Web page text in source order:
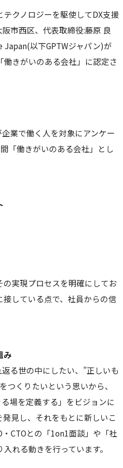
クノロジーを駆使してDX支援
市⻄区、代表取締役:藤原 良
以下GPTWジャパン)が
きがいのある会社」に認定さ
業で働く人を対象にアンケー
「働きがいのある会社」とし
実現プロセスを明確にしてお
している点で、社員からの信
み
る世の中にしたい、”正しいも
つくりたいという思いから、
場を定義する」をビジョンに
見し、それをもとに新しいこ
CTOとの「1on1面談」や「社
れる動きを行っています。